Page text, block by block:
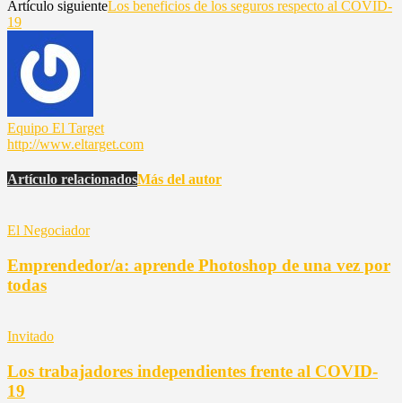
Artículo siguienteLos beneficios de los seguros respecto al COVID-
19
Equipo El Target
http://www.eltarget.com
Artículo relacionadosMás del autor
El Negociador
Emprendedor/a: aprende Photoshop de una vez por
todas
Invitado
Los trabajadores independientes frente al COVID-
19